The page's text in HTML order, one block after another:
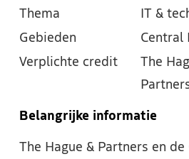
Thema
IT &
Gebieden
Central
Verplichte credit
The
Belangrijke informatie
The Hague & Partners en